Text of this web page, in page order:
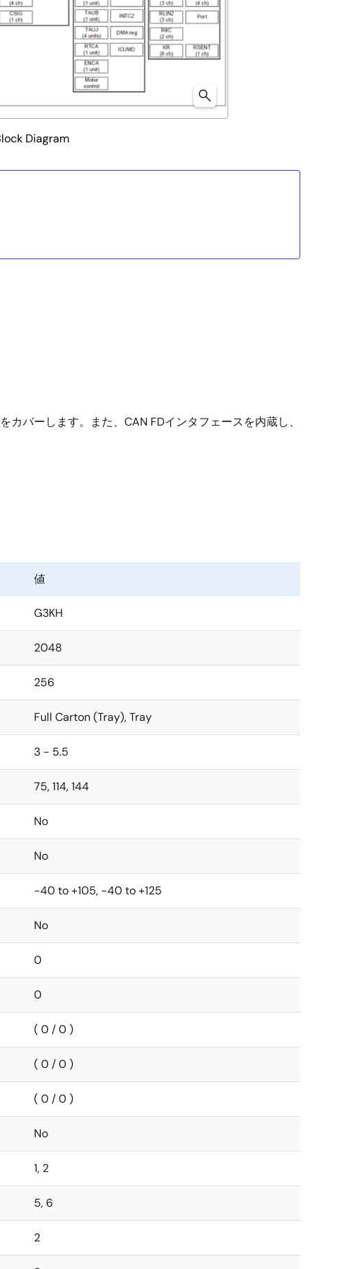
Diagram
バーします。また、CAN FDインタフェースを内蔵し、
値
G3KH
2048
256
Full Carton (Tray), Tray
3 - 5.5
75, 114, 144
No
No
-40 to +105, -40 to +125
No
0
0
( 0 / 0 )
( 0 / 0 )
( 0 / 0 )
No
1, 2
5, 6
2